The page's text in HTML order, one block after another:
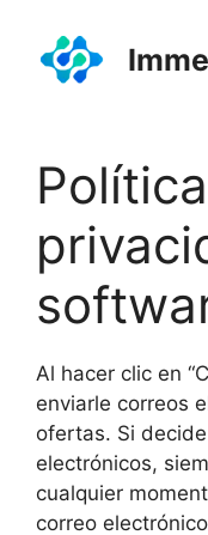
contenido
Al hacer clic en
enviarle correos
ofertas. Si
electrónicos,
cualquier
correo